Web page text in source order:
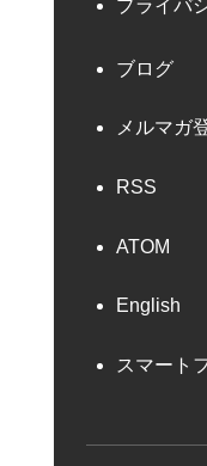
プライバ
ブログ
メルマガ
RSS
ATOM
English
スマート